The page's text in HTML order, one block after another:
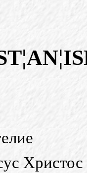
Христос